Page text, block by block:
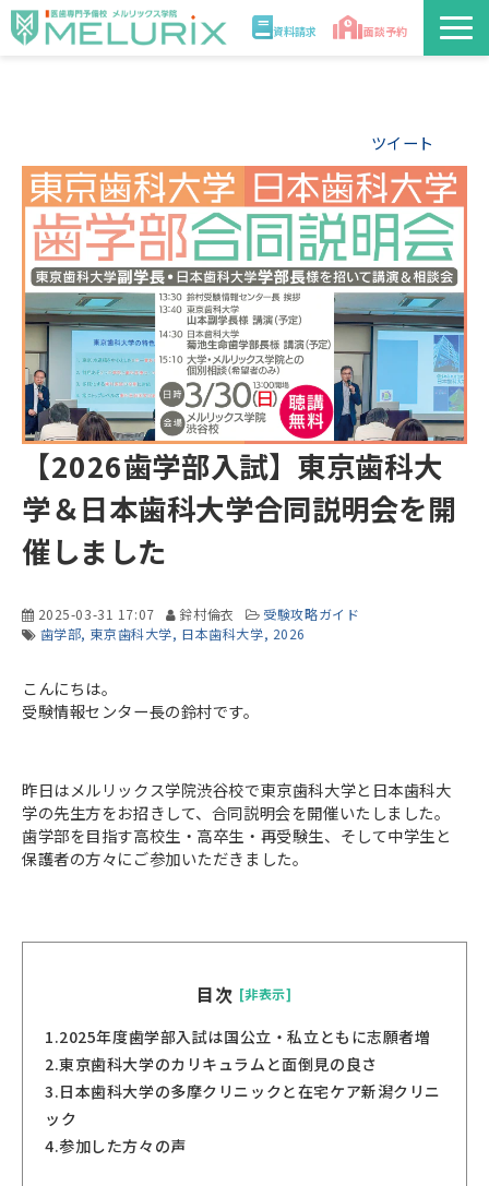
資料請求 面談予約
入学案内
合格実績・合格体験記
講師
医学部解答速報2026
ツイート
【2026歯学部入試】東京歯科大
学＆日本歯科大学合同説明会を開
催しました
2025-03-31 17:07 鈴村倫衣
受験攻略ガイド
歯学部 東京歯科大学 日本歯科大学 2026
こんにちは。
受験情報センター長の鈴村です。
昨日はメルリックス学院渋谷校で東京歯科大学と日本歯科大
学の先生方をお招きして、合同説明会を開催いたしました。
歯学部を目指す高校生・高卒生・再受験生、そして中学生と
保護者の方々にご参加いただきました。
目次 [非表示]
1.2025年度歯学部入試は国公立・私立ともに志願者増
2.東京歯科大学のカリキュラムと面倒見の良さ
3.日本歯科大学の多摩クリニックと在宅ケア新潟クリニ
ック
4.参加した方々の声